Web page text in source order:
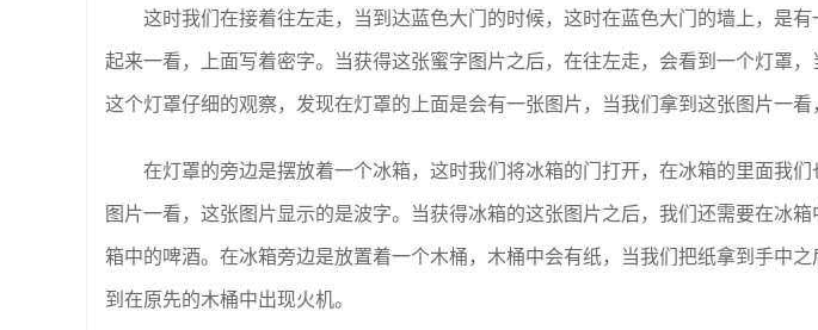
这时我们在接着往左走，当到达蓝色大门的时候，这时在蓝色大门的墙上，是
起来一看，上面写着密字。当获得这张蜜字图片之后，在往左走，会看到一个灯罩
这个灯罩仔细的观察，发现在灯罩的上面是会有一张图片，当我们拿到这张图片一看
在灯罩的旁边是摆放着一个冰箱，这时我们将冰箱的门打开，在冰箱的里面我
图片一看，这张图片显示的是波字。当获得冰箱的这张图片之后，我们还需要在冰
箱中的啤酒。在冰箱旁边是放置着一个木桶，木桶中会有纸，当我们把纸拿到手中
到在原先的木桶中出现火机。